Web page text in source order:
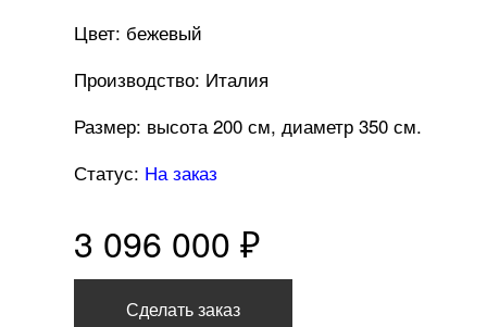
Цвет: бежевый
Производство: Италия
Размер: высота 200 см, диаметр 350 см.
Статус: На заказ
3 096 000 ₽
Сделать заказ